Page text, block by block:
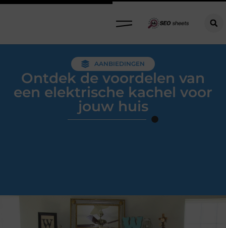
AANBIEDINGEN
Ontdek de voordelen van
een elektrische kachel voor
jouw huis